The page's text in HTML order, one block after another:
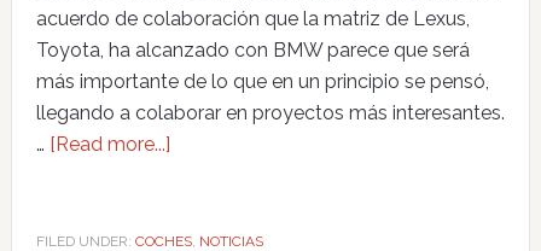
acuerdo de colaboración que la matriz de Lexus,
Toyota, ha alcanzado con BMW parece que será
más importante de lo que en un principio se pensó,
llegando a colaborar en proyectos más interesantes.
… [Read more...]
FILED UNDER: COCHES, NOTICIAS